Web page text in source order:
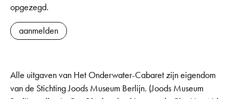
opgezegd.
aanmelden
Alle uitgaven van Het Onderwater-Cabaret zijn eigendom
van de Stichting Joods Museum Berlijn. (Joods Museum